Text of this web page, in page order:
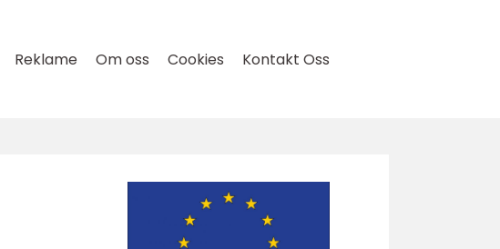
Reklame Om oss Cookies Kontakt Oss